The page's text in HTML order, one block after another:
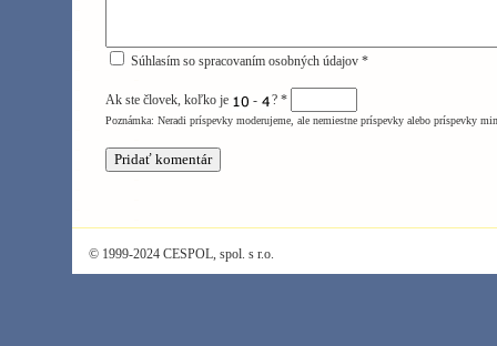
Súhlasím so spracovaním osobných údajov *
Ak ste človek, koľko je - ? *
Poznámka: Neradi príspevky moderujeme, ale nemiestne príspevky alebo príspevky
© 1999-2024 CESPOL, spol. s r.o.